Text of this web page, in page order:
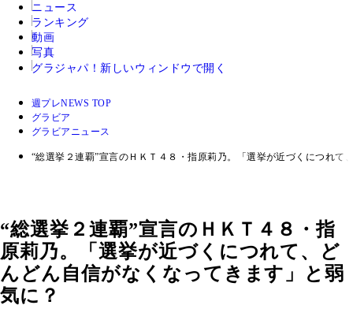
ニュース
ランキング
動画
写真
グラジャパ！ 新しいウィンドウで開く
週プレNEWS TOP
グラビア
グラビアニュース
“総選挙２連覇”宣言のＨＫＴ４８・指原莉乃。「選挙が近づくにつれて
“総選挙２連覇”宣言のＨＫＴ４８・指
原莉乃。「選挙が近づくにつれて、ど
んどん自信がなくなってきます」と弱
気に？